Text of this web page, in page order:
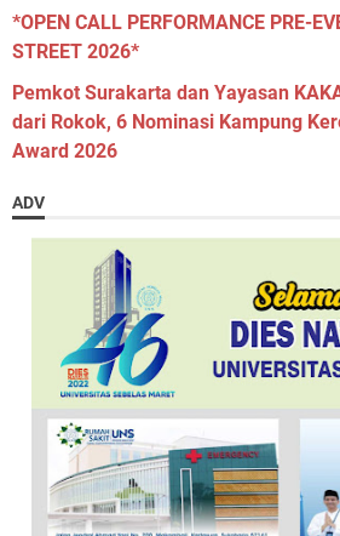
*OPEN CALL PERFORMANCE PRE-
STREET 2026*
Pemkot Surakarta dan Yayasan
dari Rokok, 6 Nominasi Kampung
Award 2026
ADV